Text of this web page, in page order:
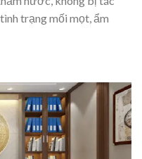
trạng mối mọt, ẩm